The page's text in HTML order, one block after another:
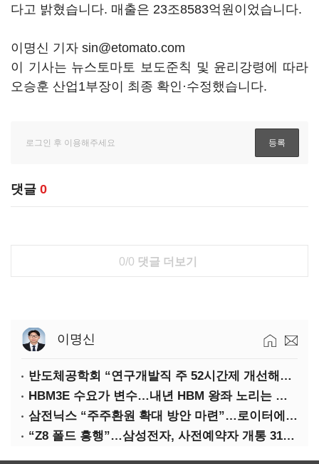
다고 밝혔습니다. 매출은 23조8583억원이었습니다.
이명신 기자 sin@etomato.com
이 기사는 뉴스토마토 보도준칙 및 윤리강령에 따라
오승훈 산업1부장이 최종 확인·수정했습니다.
댓글 0
0/0 댓글 더보기
이명신
반도체공학회 “연구개발직 주 52시간제 개선해야”
HBM3E 수요가 변수…내년 HBM 왕좌 노리는 삼성
삼전닉스 “주주환원 확대 방안 마련”…로이터에 성명 보내
“Z8 폴드 흥행”…삼성전자, 사전예약자 개통 31일까지 연장